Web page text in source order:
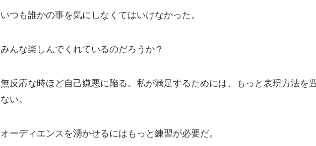
いつも誰かの事を気にしなくてはいけなかった。
みんな楽しんでくれているのだろうか？
無反応な時ほど自己嫌悪に陥る。私が満足するためには、もっと表現方法を
ない。
オーディエンスを湧かせるにはもっと練習が必要だ。